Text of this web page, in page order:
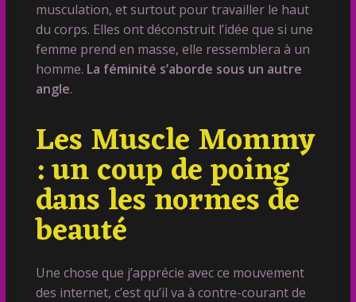
musculation, et surtout pour travailler le haut
du corps. Elles ont déconstruit l’idée que si une
femme prend en masse, elle ressemblera à un
homme. La féminité s’aborde sous un autre
angle.
Les Muscle Mommy
: un coup de poing
dans les normes de
beauté
Une chose que j’apprécie avec ce mouvement
des internet, c’est qu’il va à contre-courant de